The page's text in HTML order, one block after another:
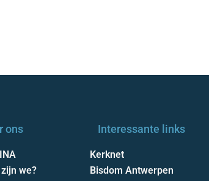
ons
zijn we?
Interessante links
Kerknet
Bisdom Antwerpen